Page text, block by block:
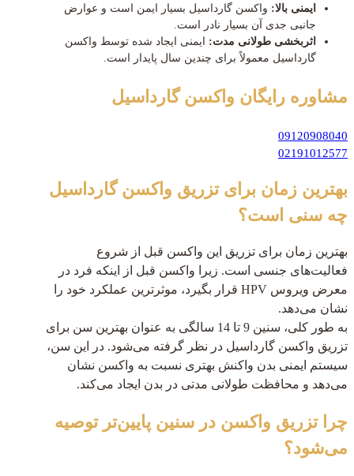
ایمنی بالا: واکسن گارداسیل بسیار ایمن است و عوارض
جانبی جدی آن بسیار نادر است.
اثربخشی طولانی مدت: ایمنی ایجاد شده توسط واکسن
گارداسیل معمولاً برای چندین سال پایدار است.
مشاوره رایگان واکسن گارداسیل
09120908040
02191012577
بهترین زمان برای تزریق واکسن گارداسیل
چه سنی است؟
بهترین زمان برای تزریق این واکسن قبل از شروع
فعالیت‌های جنسی است. زیرا واکسن قبل از اینکه فرد در
معرض ویروس HPV قرار بگیرد، موثرترین عملکرد خود را
نشان می‌دهد.
به طور کلی، سنین 9 تا 14 سالگی به عنوان بهترین سن برای
تزریق واکسن گارداسیل در نظر گرفته می‌شود. در این سن،
سیستم ایمنی بدن واکنش بهتری نسبت به واکسن نشان
می‌دهد و محافظت طولانی‌ مدتی در بدن ایجاد می‌کند.
چرا تزریق واکسن در سنین پایین‌تر توصیه
می‌شود؟